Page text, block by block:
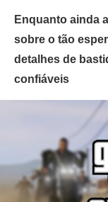
Enquanto ainda
sobre o tão
detalhes de
confiáveis